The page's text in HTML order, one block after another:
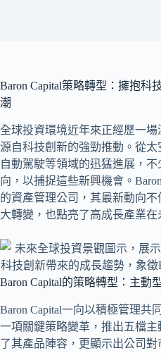
Baron Capital策略轉型：擁抱科
潮
全球投資環境近年來正經歷一
源自科技創新的強勁推動。從
自動駕駛等領域的迅猛進展，
向，以捕捉這些新興機會。
的資產管理公司，其最新動向
大轉變，也點亮了高成長產業在
Baron Capital的策略轉型：主動
Baron Capital一向以積極管理共
一項關鍵策略變革，推出五檔
了其產品陣容，更顯示出公司